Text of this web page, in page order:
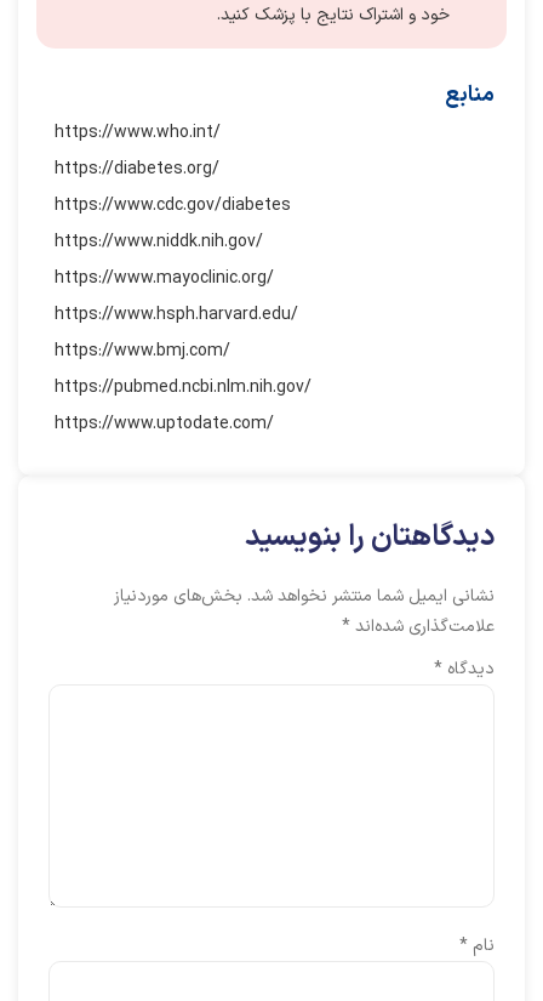
خود و اشتراک نتایج با پزشک کنید.
منابع
https://www.who.int/
https://diabetes.org/
https://www.cdc.gov/diabetes
https://www.niddk.nih.gov/
https://www.mayoclinic.org/
https://www.hsph.harvard.edu/
https://www.bmj.com/
https://pubmed.ncbi.nlm.nih.gov/
https://www.uptodate.com/
دیدگاهتان را بنویسید
نشانی ایمیل شما منتشر نخواهد شد. بخش‌های موردنیاز
علامت‌گذاری شده‌اند*
دیدگاه *
نام *